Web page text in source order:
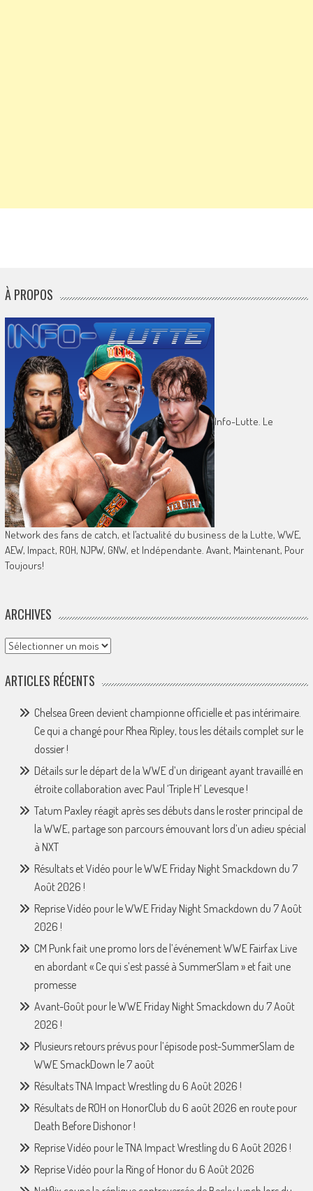
À PROPOS
Info-Lutte. Le
Network des fans de catch, et l’actualité du business de la Lutte, WWE,
AEW, Impact, ROH, NJPW, GNW, et Indépendante. Avant, Maintenant, Pour
Toujours!
ARCHIVES
Archives
ARTICLES RÉCENTS
Chelsea Green devient championne officielle et pas intérimaire.
Ce qui a changé pour Rhea Ripley, tous les détails complet sur le
dossier !
Détails sur le départ de la WWE d’un dirigeant ayant travaillé en
étroite collaboration avec Paul ‘Triple H’ Levesque !
Tatum Paxley réagit après ses débuts dans le roster principal de
la WWE, partage son parcours émouvant lors d’un adieu spécial
à NXT
Résultats et Vidéo pour le WWE Friday Night Smackdown du 7
Août 2026 !
Reprise Vidéo pour le WWE Friday Night Smackdown du 7 Août
2026 !
CM Punk fait une promo lors de l’événement WWE Fairfax Live
en abordant « Ce qui s’est passé à SummerSlam » et fait une
promesse
Avant-Goût pour le WWE Friday Night Smackdown du 7 Août
2026 !
Plusieurs retours prévus pour l’épisode post-SummerSlam de
WWE SmackDown le 7 août
Résultats TNA Impact Wrestling du 6 Août 2026 !
Résultats de ROH on HonorClub du 6 août 2026 en route pour
Death Before Dishonor !
Reprise Vidéo pour le TNA Impact Wrestling du 6 Août 2026 !
Reprise Vidéo pour la Ring of Honor du 6 Août 2026